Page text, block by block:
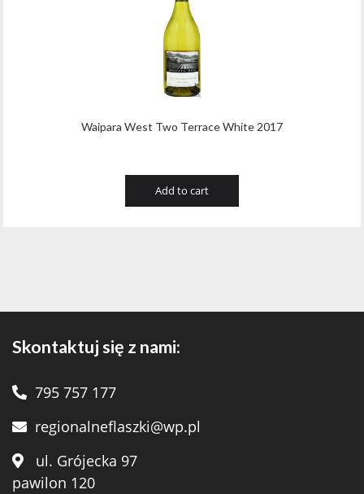
Waipara West Two Terrace White 2017
Add to cart
Skontaktuj się z nami:
795 757 177
regionalneflaszki@wp.pl
ul. Grójecka 97
pawilon 120